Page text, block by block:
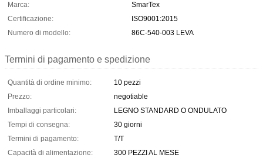
Marca:
SmarTex
Certificazione:
ISO9001:2015
Numero di modello:
86C-540-003 LEVA
Termini di pagamento e spedizione
Quantità di ordine minimo:
10 pezzi
Prezzo:
negotiable
Imballaggi particolari:
LEGNO STANDARD O ONDULATO
Tempi di consegna:
30 giorni
Termini di pagamento:
T/T
Capacità di alimentazione:
300 PEZZI AL MESE